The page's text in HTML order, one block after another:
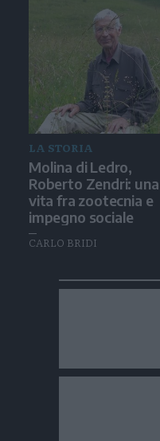
LA STORIA
Molina di Ledro,
Roberto Zendri: una
vita fra zootecnia e
impegno sociale
CARLO BRIDI